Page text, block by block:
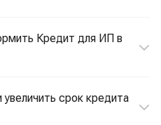
Кредит для ИП в
срок кредита